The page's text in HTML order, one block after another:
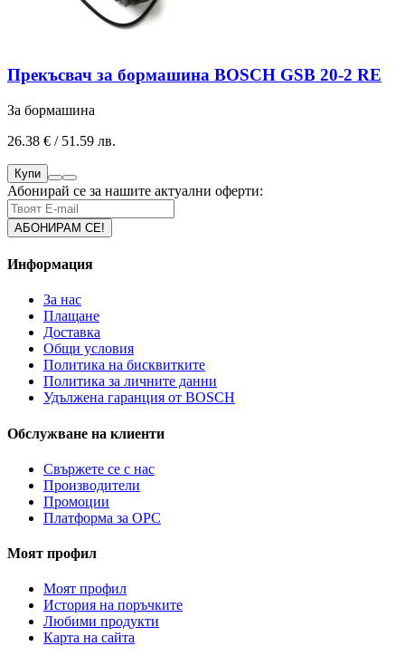
Прекъсвач за бормашина BOSCH GSB 20-2 RE
За бормашина
26.38 € / 51.59 лв.
Купи
Абонирай се за нашите актуални оферти:
Информация
За нас
Плащане
Доставка
Общи условия
Политика на бисквитките
Политика за личните данни
Удължена гаранция от BOSCH
Обслужване на клиенти
Свържете се с нас
Производители
Промоции
Платформа за ОРС
Моят профил
Моят профил
История на поръчките
Любими продукти
Карта на сайта